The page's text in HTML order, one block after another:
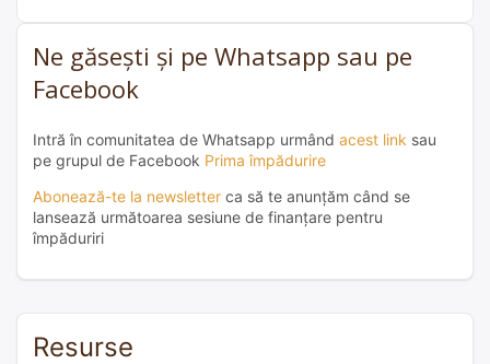
Ne găsești și pe Whatsapp sau pe
Facebook
Intră în comunitatea de Whatsapp urmând acest link sau
pe grupul de Facebook Prima împădurire
Abonează-te la newsletter ca să te anunțăm când se
lansează următoarea sesiune de finanțare pentru
împăduriri
Resurse